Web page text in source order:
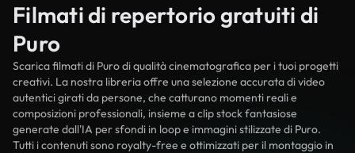
Filmati di repertorio gratuiti di
Puro
Scarica filmati di Puro di qualità cinematografica per i tuoi progetti
creativi. La nostra libreria offre una selezione accurata di video
autentici girati da persone, che catturano momenti reali e
composizioni professionali, insieme a clip stock fantasiose
generate dall'IA per sfondi in loop e immagini stilizzate di Puro.
Tutti i contenuti sono royalty-free e ottimizzati per il montaggio in